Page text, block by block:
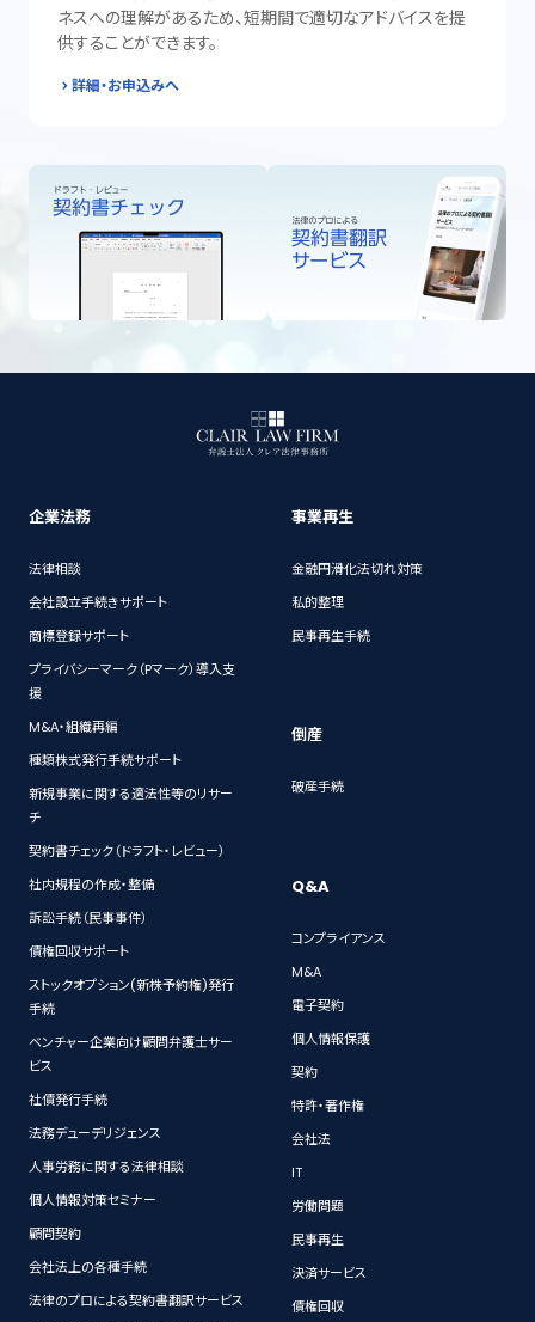
ネスへの理解があるため、短期間で適切なアドバイスを提
供することができます。
詳細・お申込みへ
企業法務
法律相談
会社設立手続きサポート
商標登録サポート
プライバシーマーク（Pマーク）導入支
援
M&A・組織再編
種類株式発行手続サポート
新規事業に関する適法性等のリサー
チ
契約書チェック（ドラフト・レビュー）
社内規程の作成・整備
訴訟手続（民事事件）
債権回収サポート
ストックオプション(新株予約権)発行
手続
ベンチャー企業向け顧問弁護士サー
ビス
社債発行手続
法務デューデリジェンス
人事労務に関する法律相談
個人情報対策セミナー
顧問契約
会社法上の各種手続
法律のプロによる契約書翻訳サービス
事業再生
金融円滑化法切れ対策
私的整理
民事再生手続
倒産
破産手続
Q&A
コンプライアンス
M&A
電子契約
個人情報保護
契約
特許・著作権
会社法
IT
労働問題
民事再生
決済サービス
債権回収